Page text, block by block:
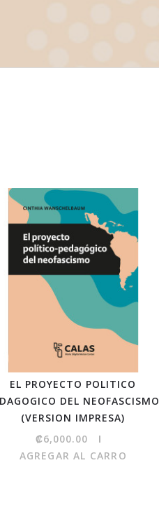
EL PROYECTO POLITICO
DEL NEOFASCISMO
(VERSION IMPRESA)
₡6,000.00
AGREGAR AL CARRO